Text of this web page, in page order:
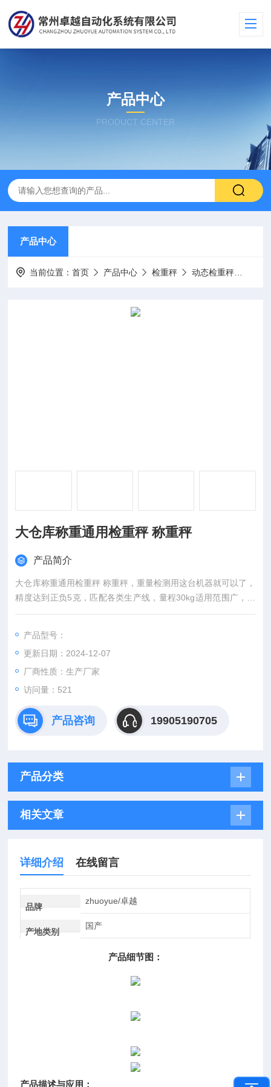
产品中心
PRODUCT CENTER
产品中心
当前位置：首页 产品中心 检重秤 动态检重秤
大仓库称重通用检重秤 称重秤
产品简介
大仓库称重通用检重秤 称重秤，重量检测用这台机器就可以了，
精度达到正负5克，匹配各类生产线，量程30kg适用范围广，速
度90包兼容市面95%包装速度。
产品型号：
更新日期：2024-12-07
厂商性质：生产厂家
访问量：521
产品咨询 19905190705
产品分类
相关文章
详细介绍 在线留言
品牌
zhuoyue/卓越
产地类别
国产
产品细节图：
产品描述与应用：